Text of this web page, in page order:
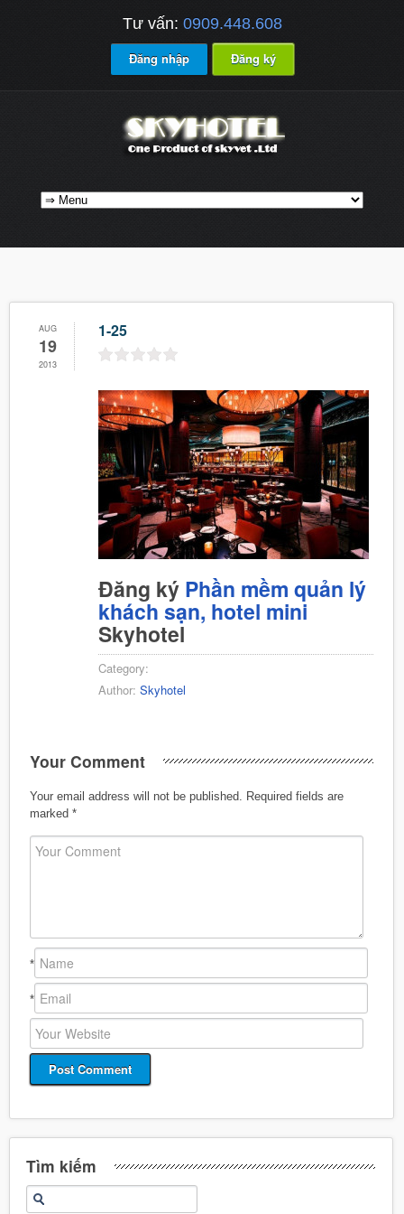
Tư vấn: 0909.448.608
Đăng nhập Đăng ký
AUG
19
2013
1-25
Đăng ký Phần mềm quản lý
khách sạn, hotel mini
Skyhotel
Category:
Author: Skyhotel
Your Comment
Your email address will not be published.
Required fields are
marked *
*
*
Tìm kiếm